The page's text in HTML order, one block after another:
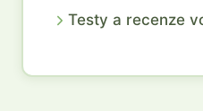
Testy a recenze